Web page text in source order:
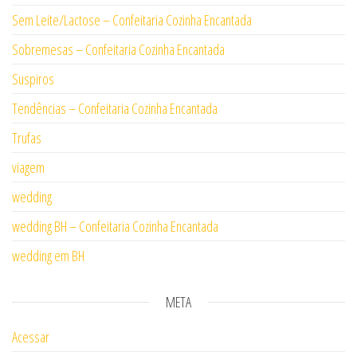
Sem Leite/Lactose – Confeitaria Cozinha Encantada
Sobremesas – Confeitaria Cozinha Encantada
Suspiros
Tendências – Confeitaria Cozinha Encantada
Trufas
viagem
wedding
wedding BH – Confeitaria Cozinha Encantada
wedding em BH
META
Acessar